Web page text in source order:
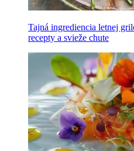
Tajná ingrediencia letnej
recepty a svieže chute